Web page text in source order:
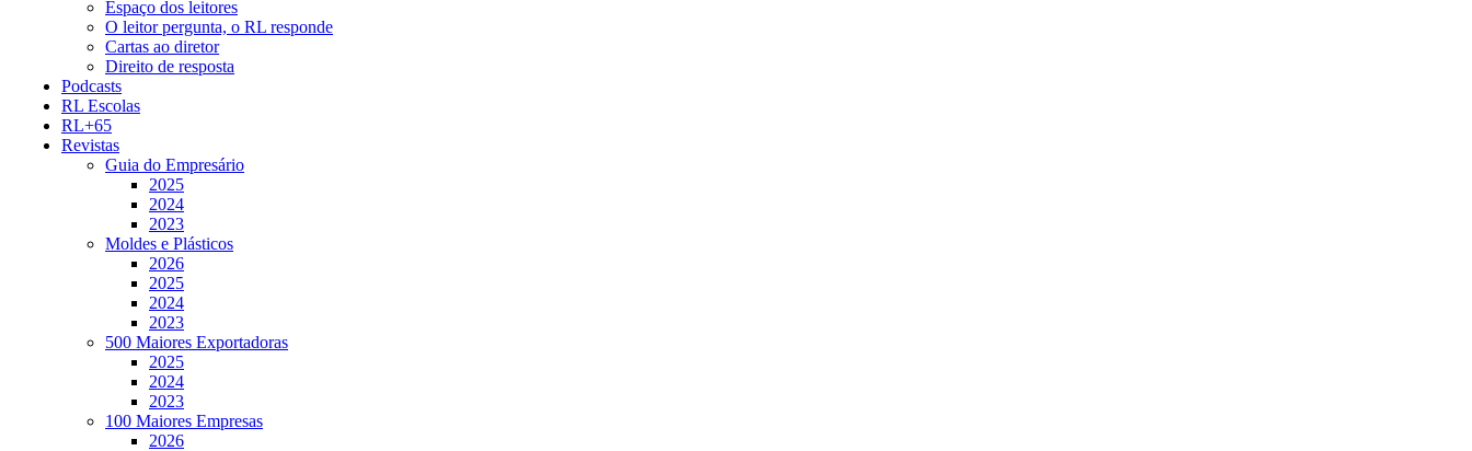
Espaço dos leitores
O leitor pergunta, o RL responde
Cartas ao diretor
Direito de resposta
Podcasts
RL Escolas
RL+65
Revistas
Guia do Empresário
2025
2024
2023
Moldes e Plásticos
2026
2025
2024
2023
500 Maiores Exportadoras
2025
2024
2023
100 Maiores Empresas
2026